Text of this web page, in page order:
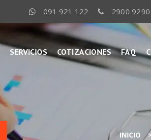
Euro45.10 49.10
091 921 122 2900 9290
SERVICIOS COTIZACIONES FAQ
INICIO